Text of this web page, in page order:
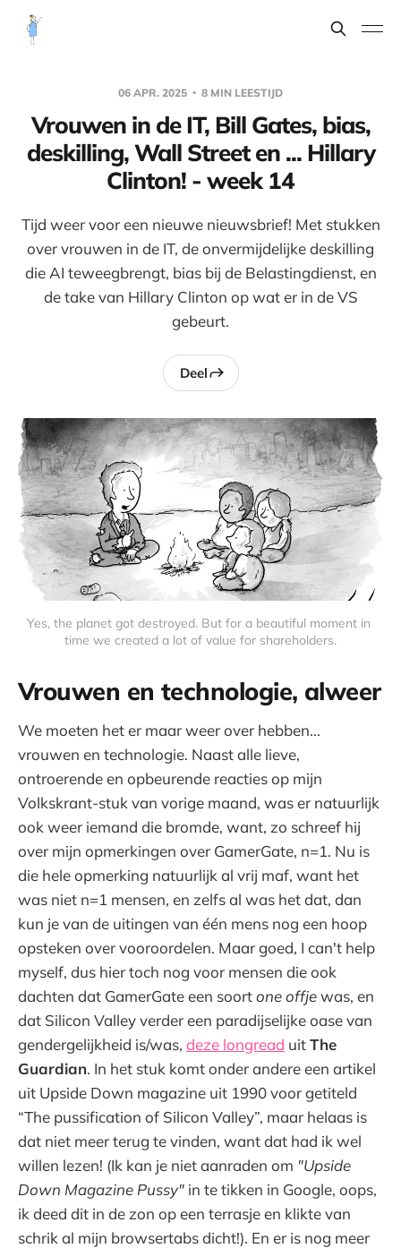
06 APR. 2025 8 MIN LEESTIJD
Vrouwen in de IT, Bill Gates, bias,
deskilling, Wall Street en ... Hillary
Clinton! - week 14
Tijd weer voor een nieuwe nieuwsbrief! Met stukken
over vrouwen in de IT, de onvermijdelijke deskilling
die AI teweegbrengt, bias bij de Belastingdienst, en
de take van Hillary Clinton op wat er in de VS
gebeurt.
Deel
Yes, the planet got destroyed. But for a beautiful moment in
time we created a lot of value for shareholders.
Vrouwen en technologie, alweer
We moeten het er maar weer over hebben...
vrouwen en technologie. Naast alle lieve,
ontroerende en opbeurende reacties op mijn
Volkskrant-stuk van vorige maand, was er natuurlijk
ook weer iemand die bromde, want, zo schreef hij
over mijn opmerkingen over GamerGate, n=1. Nu is
die hele opmerking natuurlijk al vrij maf, want het
was niet n=1 mensen, en zelfs al was het dat, dan
kun je van de uitingen van één mens nog een hoop
opsteken over vooroordelen. Maar goed, I can't help
myself, dus hier toch nog voor mensen die ook
dachten dat GamerGate een soortone offjewas, en
dat Silicon Valley verder een paradijselijke oase van
gendergelijkheid is/was, deze longread uitThe
Guardian. In het stuk komt onder andere een artikel
uit Upside Down magazine uit 1990 voor getiteld
“The pussification of Silicon Valley”, maar helaas is
dat niet meer terug te vinden, want dat had ik wel
willen lezen! (Ik kan je niet aanraden om "Upside
Down Magazine Pussy" in te tikken in Google, oops,
ik deed dit in de zon op een terrasje en klikte van
schrik al mijn browsertabs dicht!). En er is nog meer